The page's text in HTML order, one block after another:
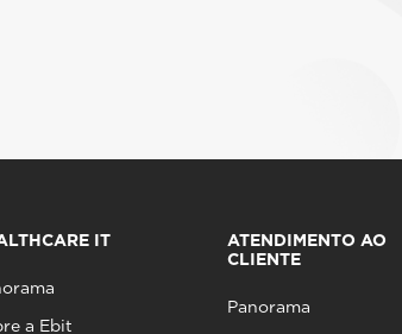
IT
a Ebit
ATENDIMENTO AO
CLIENTE
Panorama